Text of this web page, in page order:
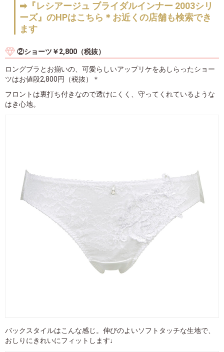
➡『レシアージュ ブライダルインナー 2003シリ
ーズ』のHPはこちら＊お近くの店舗も検索でき
ます
②ショーツ￥2,800（税抜）
ロングブラとお揃いの、可愛らしいアップリケをあしらったショー
ツはお値段2,800円（税抜）＊
フロントは裏打ち付きなので透けにくく、守ってくれているような
はき心地。
バックスタイルはこんな感じ。伸びのよいソフトタッチな生地で、
おしりにきれいにフィットします♩